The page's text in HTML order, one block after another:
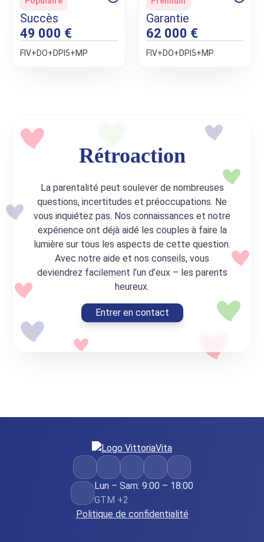
Succès
49 000 €
FIV+DО+DPI5+MP
Garantie
62 000 €
FIV+DО+DPI5+MP
Rétroaction
La parentalité peut soulever de nombreuses
questions, incertitudes et préoccupations. Ne
vous inquiétez pas. Nos connaissances et notre
expérience ont déjà aidé les couples à faire la
lumière sur tous les aspects de cette question.
Avec notre aide et nos conseils, vous
deviendrez facilement l’un d’eux – les parents
heureux.
Entrer en contact
Lun – Sam: 9:00 – 18:00
GTM +2
Politique de confidentialité